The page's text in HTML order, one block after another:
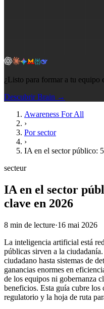
¿Listo para formar a tu equipo
Descubrir Brain →
Awareness For All
›
Por sector
›
IA en el sector público:
secteur
IA en el sector
clave en 2026
8 min de lecture·16 mai 2026
La inteligencia artificial está
públicas sirven a la
ciudadano hasta sistemas de
ganancias enormes en
de los equipos ni gobernanza
beneficios. Esta guía cubre los
regulatorio y la hoja de ruta